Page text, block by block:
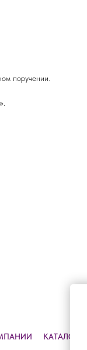
поручении.
КАТАЛОГ